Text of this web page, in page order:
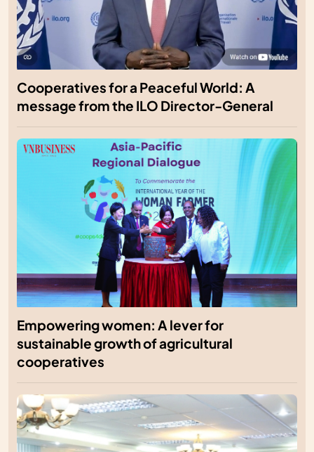
Cooperatives for a Peaceful World: A
message from the ILO Director-General
Empowering women: A lever for
sustainable growth of agricultural
cooperatives